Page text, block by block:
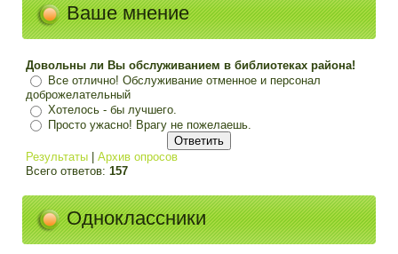
Ваше мнение
Довольны ли Вы обслуживанием в библиотеках района!
Все отлично! Обслуживание отменное и персонал
доброжелательный
Хотелось - бы лучшего.
Просто ужасно! Врагу не пожелаешь.
Результаты |Архив опросов
Всего ответов:157
Одноклассники